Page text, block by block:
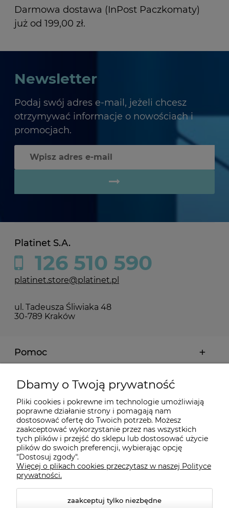
Darmowa dostawa (InPost Paczkomaty)
już od 199,00 zł.
Newsletter
Podaj swój adres e-mail, jeżeli chcesz
otrzymywać informacje o nowościach i
promocjach.
Platinet S.A.
126 510 590
platinet.store@platinet.pl
ul. Tadeusza Śliwiaka 48
30-789 Kraków
Pomoc
Moje konto
Płatności i dostawa
Informacje
O nas
Dbamy o Twoją prywatność
Pliki cookies i pokrewne im technologie umożliwiają
poprawne działanie strony i pomagają nam
dostosować ofertę do Twoich potrzeb. Możesz
zaakceptować wykorzystanie przez nas wszystkich
tych plików i przejść do sklepu lub dostosować użycie
plików do swoich preferencji, wybierając opcję
"Dostosuj zgody".
Więcej o plikach cookies przeczytasz w naszej Polityce
prywatności.
zaakceptuj tylko niezbędne